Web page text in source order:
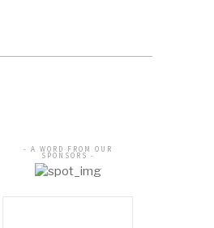
- A WORD FROM OUR
SPONSORS -